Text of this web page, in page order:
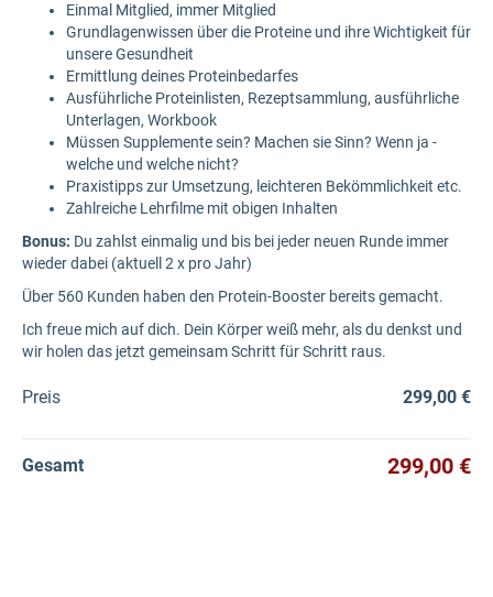
Einmal Mitglied, immer Mitglied
Grundlagenwissen über die Proteine und ihre Wichtigkeit für
unsere Gesundheit
Ermittlung deines Proteinbedarfes
Ausführliche Proteinlisten, Rezeptsammlung, ausführliche
Unterlagen, Workbook
Müssen Supplemente sein? Machen sie Sinn? Wenn ja -
welche und welche nicht?
Praxistipps zur Umsetzung, leichteren Bekömmlichkeit etc.
Zahlreiche Lehrfilme mit obigen Inhalten
Bonus: Du zahlst einmalig und bis bei jeder neuen Runde immer
wieder dabei (aktuell 2 x pro Jahr)
Über 560 Kunden haben den Protein-Booster bereits gemacht.
Ich freue mich auf dich. Dein Körper weiß mehr, als du denkst und
wir holen das jetzt gemeinsam Schritt für Schritt raus.
Preis 299,00 €
Gesamt 299,00 €